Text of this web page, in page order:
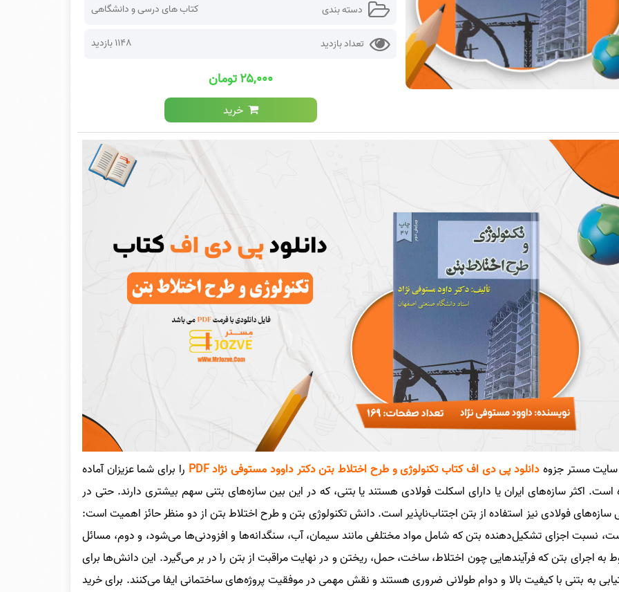
دسته بندی کتاب های درسی و دانشگاهی
تعداد بازدید 1148 بازدید
۲۵,۰۰۰ تومان
خرید
مستر جزوهدانلود پی دی اف کتاب تکنولوژی و طرح اختلاط بتن دکتر داوود مستوفی نژاد PDF
را برای شما عزیزان آماده
است. اکثر سازه‌های ایران یا دارای اسکلت فولادی هستند یا بتنی، که در این بین سازه‌های بتنی سهم بیشتری دارند. حتی در
سازه‌های فولادی نیز استفاده از بتن اجتناب‌ناپذیر است. دانش تکنولوژی بتن و طرح اختلاط بتن از دو منظر حائز اهمیت است:
نسبت اجزای تشکیل‌دهنده بتن که شامل مواد مختلفی مانند سیمان، آب، سنگدانه‌ها و افزودنی‌ها می‌شود، و دوم، مسائل
به اجرای بتن که فرآیندهایی چون اختلاط، ساخت، حمل، ریختن و در نهایت مراقبت از بتن را در بر می‌گیرد. این دانش‌ها برای
به بتنی با کیفیت بالا و دوام طولانی ضروری هستند و نقش مهمی در موفقیت پروژه‌های ساختمانی ایفا می‌کنند. برای خرید